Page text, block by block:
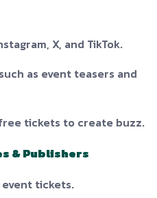
X, and TikTok.
as event teasers and
tickets to create buzz.
& Publishers
tickets.